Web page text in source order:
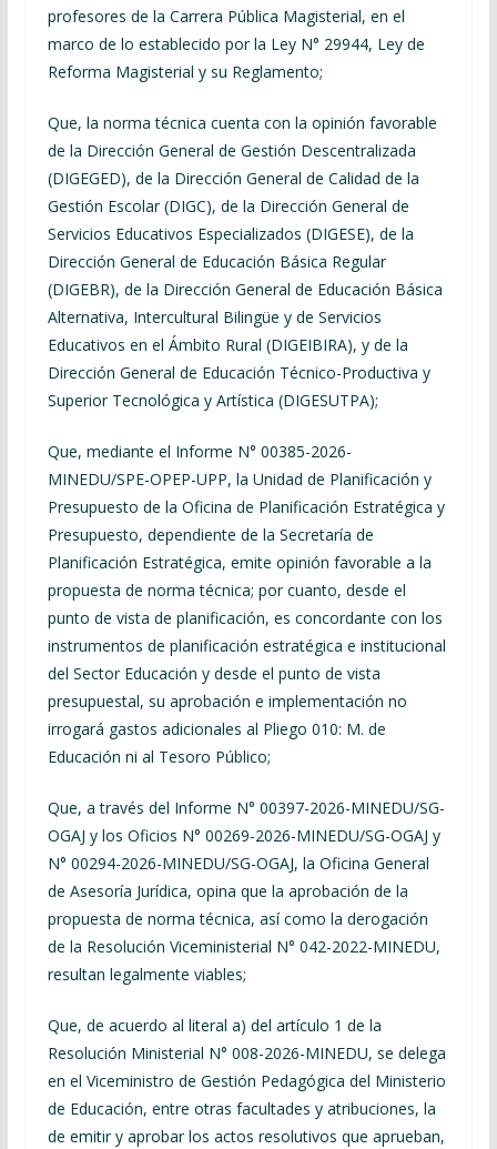
profesores de la Carrera Pública Magisterial, en el
marco de lo establecido por la Ley N° 29944, Ley de
Reforma Magisterial y su Reglamento;
Que, la norma técnica cuenta con la opinión favorable
de la Dirección General de Gestión Descentralizada
(DIGEGED), de la Dirección General de Calidad de la
Gestión Escolar (DIGC), de la Dirección General de
Servicios Educativos Especializados (DIGESE), de la
Dirección General de Educación Básica Regular
(DIGEBR), de la Dirección General de Educación Básica
Alternativa, Intercultural Bilingüe y de Servicios
Educativos en el Ámbito Rural (DIGEIBIRA), y de la
Dirección General de Educación Técnico-Productiva y
Superior Tecnológica y Artística (DIGESUTPA);
Que, mediante el Informe N° 00385-2026-
MINEDU/SPE-OPEP-UPP, la Unidad de Planificación y
Presupuesto de la Oficina de Planificación Estratégica y
Presupuesto, dependiente de la Secretaría de
Planificación Estratégica, emite opinión favorable a la
propuesta de norma técnica; por cuanto, desde el
punto de vista de planificación, es concordante con los
instrumentos de planificación estratégica e institucional
del Sector Educación y desde el punto de vista
presupuestal, su aprobación e implementación no
irrogará gastos adicionales al Pliego 010: M. de
Educación ni al Tesoro Público;
Que, a través del Informe N° 00397-2026-MINEDU/SG-
OGAJ y los Oficios N° 00269-2026-MINEDU/SG-OGAJ y
N° 00294-2026-MINEDU/SG-OGAJ, la Oficina General
de Asesoría Jurídica, opina que la aprobación de la
propuesta de norma técnica, así como la derogación
de la Resolución Viceministerial N° 042-2022-MINEDU,
resultan legalmente viables;
Que, de acuerdo al literal a) del artículo 1 de la
Resolución Ministerial N° 008-2026-MINEDU, se delega
en el Viceministro de Gestión Pedagógica del Ministerio
de Educación, entre otras facultades y atribuciones, la
de emitir y aprobar los actos resolutivos que aprueban,